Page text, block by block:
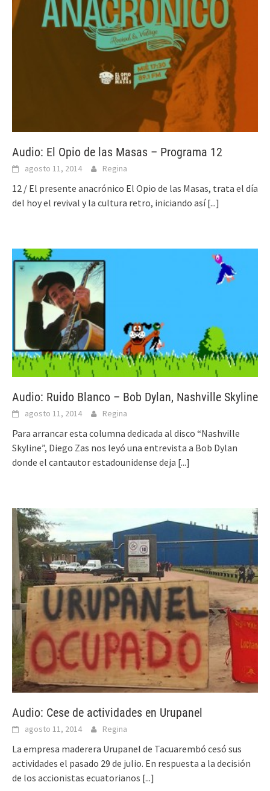
Audio: El Opio de las Masas – Programa 12
agosto 11, 2014 Regina
12 / El presente anacrónico El Opio de las Masas, trata el día
del hoy el revival y la cultura retro, iniciando así[...]
Audio: Ruido Blanco – Bob Dylan, Nashville Skyline
agosto 11, 2014 Regina
Para arrancar esta columna dedicada al disco “Nashville
Skyline”, Diego Zas nos leyó una entrevista a Bob Dylan
donde el cantautor estadounidense deja [...]
Audio: Cese de actividades en Urupanel
agosto 11, 2014 Regina
La empresa maderera Urupanel de Tacuarembó cesó sus
actividades el pasado 29 de julio. En respuesta a la decisión
de los accionistas ecuatorianos [...]